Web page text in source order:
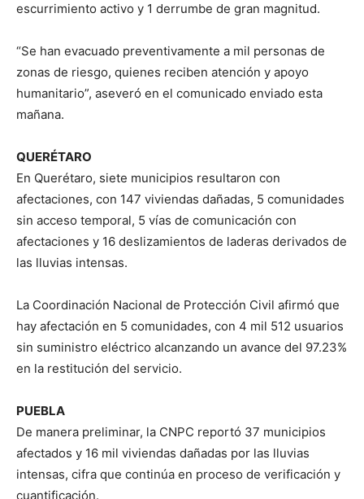
escurrimiento activo y 1 derrumbe de gran magnitud.
“Se han evacuado preventivamente a mil personas de
zonas de riesgo, quienes reciben atención y apoyo
humanitario”, aseveró en el comunicado enviado esta
mañana.
QUERÉTARO
En Querétaro, siete municipios resultaron con
afectaciones, con 147 viviendas dañadas, 5 comunidades
sin acceso temporal, 5 vías de comunicación con
afectaciones y 16 deslizamientos de laderas derivados de
las lluvias intensas.
La Coordinación Nacional de Protección Civil afirmó que
hay afectación en 5 comunidades, con 4 mil 512 usuarios
sin suministro eléctrico alcanzando un avance del 97.23%
en la restitución del servicio.
PUEBLA
De manera preliminar, la CNPC reportó 37 municipios
afectados y 16 mil viviendas dañadas por las lluvias
intensas, cifra que continúa en proceso de verificación y
cuantificación.